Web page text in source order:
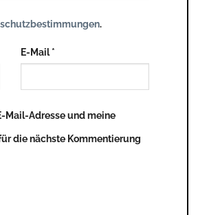
.
E-Mail*
Mail-Adresse und meine
die nächste Kommentierung